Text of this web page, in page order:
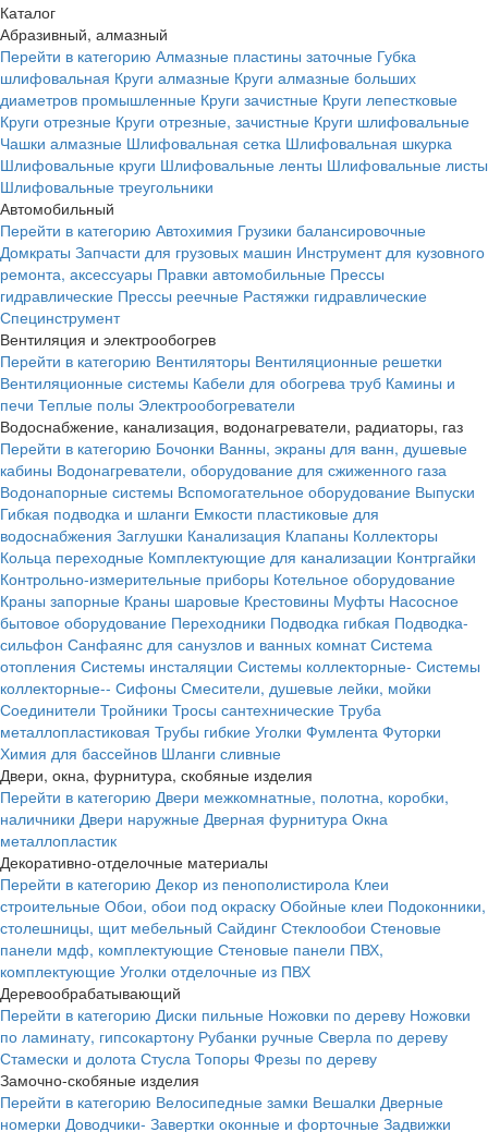
Каталог
Абразивный, алмазный
Перейти в категорию Алмазные пластины заточные Губка
шлифовальная Круги алмазные Круги алмазные больших
диаметров промышленные Круги зачистные Круги лепестковые
Круги отрезные Круги отрезные, зачистные Круги шлифовальные
Чашки алмазные Шлифовальная сетка Шлифовальная шкурка
Шлифовальные круги Шлифовальные ленты Шлифовальные листы
Шлифовальные треугольники
Автомобильный
Перейти в категорию Автохимия Грузики балансировочные
Домкраты Запчасти для грузовых машин Инструмент для кузовного
ремонта, аксессуары Правки автомобильные Прессы
гидравлические Прессы реечные Растяжки гидравлические
Специнструмент
Вентиляция и электрообогрев
Перейти в категорию Вентиляторы Вентиляционные решетки
Вентиляционные системы Кабели для обогрева труб Камины и
печи Теплые полы Электрообогреватели
Водоснабжение, канализация, водонагреватели, радиаторы, газ
Перейти в категорию Бочонки Ванны, экраны для ванн, душевые
кабины Водонагреватели, оборудование для сжиженного газа
Водонапорные системы Вспомогательное оборудование Выпуски
Гибкая подводка и шланги Емкости пластиковые для
водоснабжения Заглушки Канализация Клапаны Коллекторы
Кольца переходные Комплектующие для канализации Контргайки
Контрольно-измерительные приборы Котельное оборудование
Краны запорные Краны шаровые Крестовины Муфты Насосное
бытовое оборудование Переходники Подводка гибкая Подводка-
сильфон Санфаянс для санузлов и ванных комнат Система
отопления Системы инсталяции Системы коллекторные- Системы
коллекторные-- Сифоны Смесители, душевые лейки, мойки
Соединители Тройники Тросы сантехнические Труба
металлопластиковая Трубы гибкие Уголки Фумлента Футорки
Химия для бассейнов Шланги сливные
Двери, окна, фурнитура, скобяные изделия
Перейти в категорию Двери межкомнатные, полотна, коробки,
наличники Двери наружные Дверная фурнитура Окна
металлопластик
Декоративно-отделочные материалы
Перейти в категорию Декор из пенополистирола Клеи
строительные Обои, обои под окраску Обойные клеи Подоконники,
столешницы, щит мебельный Сайдинг Стеклообои Стеновые
панели мдф, комплектующие Стеновые панели ПВХ,
комплектующие Уголки отделочные из ПВХ
Деревообрабатывающий
Перейти в категорию Диски пильные Ножовки по дереву Ножовки
по ламинату, гипсокартону Рубанки ручные Сверла по дереву
Стамески и долота Стусла Топоры Фрезы по дереву
Замочно-скобяные изделия
Перейти в категорию Велосипедные замки Вешалки Дверные
номерки Доводчики- Завертки оконные и форточные Задвижки